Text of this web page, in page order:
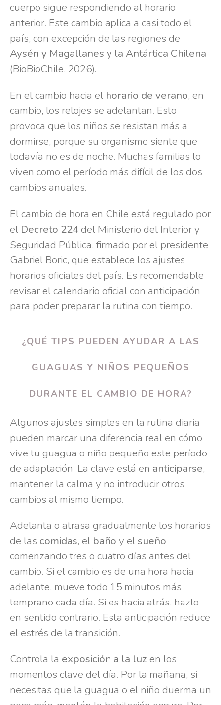
cuerpo sigue respondiendo al horario
anterior. Este cambio aplica a casi todo el
país, con excepción de las regiones de
Aysén y Magallanes y la Antártica Chilena
(BioBioChile, 2026).
En el cambio hacia el horario de verano, en
cambio, los relojes se adelantan. Esto
provoca que los niños se resistan más a
dormirse, porque su organismo siente que
todavía no es de noche. Muchas familias lo
viven como el período más difícil de los dos
cambios anuales.
El cambio de hora en Chile está regulado por
el Decreto 224del Ministerio del Interior y
Seguridad Pública, firmado por el presidente
Gabriel Boric, que establece los ajustes
horarios oficiales del país. Es recomendable
revisar el calendario oficial con anticipación
para poder preparar la rutina con tiempo.
¿QUÉ TIPS PUEDEN AYUDAR A LAS
GUAGUAS Y NIÑOS PEQUEÑOS
DURANTE EL CAMBIO DE HORA?
Algunos ajustes simples en la rutina diaria
pueden marcar una diferencia real en cómo
vive tu guagua o niño pequeño este período
de adaptación. La clave está en anticiparse,
mantener la calma y no introducir otros
cambios al mismo tiempo.
Adelanta o atrasa gradualmente los horarios
de las comidas, el baño y elsueño
comenzando tres o cuatro días antes del
cambio. Si el cambio es de una hora hacia
adelante, mueve todo 15 minutos más
temprano cada día. Si es hacia atrás, hazlo
en sentido contrario. Esta anticipación reduce
el estrés de la transición.
Controla la exposición a la luz en los
momentos clave del día. Por la mañana, si
necesitas que la guagua o el niño duerma un